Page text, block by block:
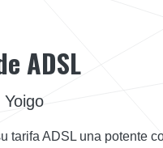
ADSL
tarifa ADSL una potente